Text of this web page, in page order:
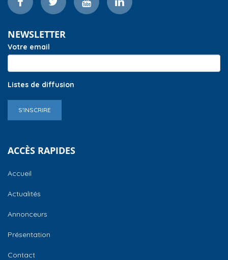
NEWSLETTER
Votre email
Listes de diffusion
S'INSCRIRE
ACCÈS RAPIDES
Accueil
Actualités
Annonceurs
Présentation
Contact